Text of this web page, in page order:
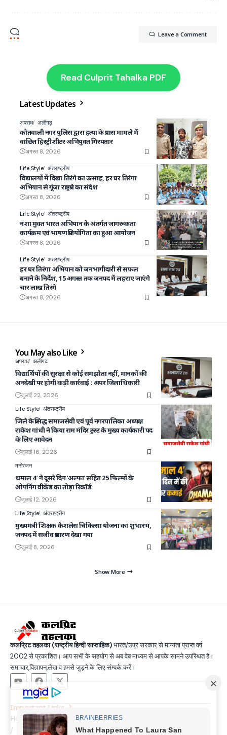
Leave a Comment
Read Culprit Tahalka PDF
Latest Updates
अपराध अलीगढ़
कोतवाली नगर पुलिस द्वारा हत्या के प्रयास मामले में
वांछित हिस्ट्रीशीटर अभियुक्त गिरफ्तार
अगस्त 8, 2026
Life Style अंतराष्ट्रीय
विद्यालयों में दिखा तिरंगे का उत्साह, हर घर तिरंगा
अभियान से गूंजा राष्ट्रप्रेम का संदेश
अगस्त 8, 2026
Life Style अंतराष्ट्रीय
नशा मुक्त भारत अभियान के अंतर्गत जागरूकता
कार्यक्रम एवं भाषण प्रतियोगिता का हुआ आयोजन
अगस्त 8, 2026
Life Style अंतराष्ट्रीय
हर घर तिरंगा अभियान को जनभागीदारी से सफल
बनाने के निर्देश, 15 अगस्त तक जनपद में लहराए जाएंगे
चार लाख तिरंगे
अगस्त 8, 2026
You May also Like
अपराध अलीगढ़
विद्यार्थियों की सुरक्षा से कोई समझौता नहीं, मानकों की
अनदेखी पर होगी कड़ी कार्रवाई : अपर जिलाधिकारी
जुलाई 22, 2026
Life Style अंतराष्ट्रीय
जिले के प्रसिद्ध समाजसेवी एवं पूर्व नगरपालिका अध्यक्ष
राकेश गांधी ने किया राम मंदिर ट्रस्ट के मुख्य कार्यकारी पद
के लिए आवेदन
जुलाई 16, 2026
मनोरंजन
धमाल 4′ ने दूसरे दिन ‘अल्फा’ सहित 25 फिल्मों के
ओपनिंग वीकेंड का तोड़ा रिकॉर्ड
जुलाई 12, 2026
Life Style अंतराष्ट्रीय
मुख्यमंत्री शिक्षक कैशलेस चिकित्सा योजना का शुभारंभ,
जनपद में सजीव प्रसारण देखा गया
जुलाई 8, 2026
Show More
कलप्रिट तहलका (राष्ट्रीय हिन्दी साप्ताहिक)भारत/उप्र सरकार से मान्यता प्राप्त वर्ष
2002 से प्रकाशित। आप सभी के सहयोग से अब वेब माध्यम से आपके सामने उपस्थित है।
समाचार,विज्ञापन,लेख व हमसे जुड़ने के लिए संम्पर्क करें।
Important Links
Home Latest News Contact
Privacy Policy
Terms and Condition Join Us